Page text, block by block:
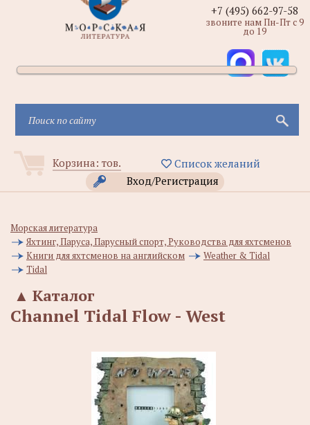
Корзина: тов.
Список желаний
Вход/Регистрация
+7 (495) 662-97-58
звоните нам Пн-Пт с 9
до 19
Морская литература
Яхтинг, Паруса, Парусный спорт, Руководства для яхтсменов
Книги для яхтсменов на английском
Weather & Tidal
Tidal
Каталог
▲
Channel Tidal Flow - West